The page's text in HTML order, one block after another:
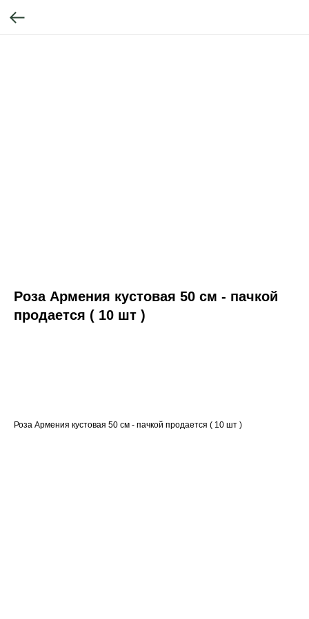
Роза Армения кустовая 50 см - пачкой
продается ( 10 шт )
Роза Армения кустовая 50 см - пачкой продается ( 10 шт )